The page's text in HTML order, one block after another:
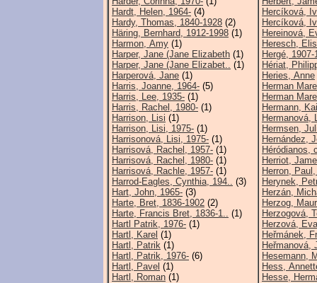
Hardt, Helen, 1964- (4)
Hardy, Thomas, 1840-1928 (2)
Häring, Bernhard, 1912-1998 (1)
Harmon, Amy (1)
Harper, Jane (Jane Elizabeth (1)
Harper, Jane (Jane Elizabet.. (1)
Harperová, Jane (1)
Harris, Joanne, 1964- (5)
Harris, Lee, 1935- (1)
Harris, Rachel, 1980- (1)
Harrison, Lisi (1)
Harrison, Lisi, 1975- (1)
Harrisonová, Lisi, 1975- (1)
Harrisová, Rachel, 1957- (1)
Harrisová, Rachel, 1980- (1)
Harrisová, Rachle, 1957- (1)
Harrod-Eagles, Cynthia, 194.. (3)
Hart, John, 1965- (3)
Harte, Bret, 1836-1902 (2)
Harte, Francis Bret, 1836-1.. (1)
Hartl Patrik, 1976- (1)
Hartl, Karel (1)
Hartl, Patrik (1)
Hartl, Patrik, 1976- (6)
Hartl, Pavel (1)
Hartl, Roman (1)
Hercíková,
Hercíková,
Hereinová,
Heresch,
Hergé, 1907-
Hériat,
Heries, Anne
Herman
Herman
Hermann,
Hermanová,
Hermsen,
Hernández,
Héródianos,
Herriot,
Herron,
Herynek,
Herzán,
Herzog,
Herzogová,
Herzová,
Heřmánek,
Heřmanová,
Hesemann,
Hess,
Hesse,